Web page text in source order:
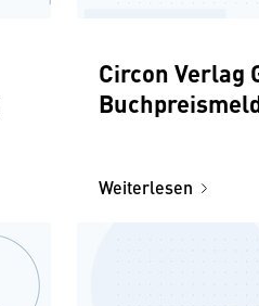
Circon Verlag
Weiterlesen